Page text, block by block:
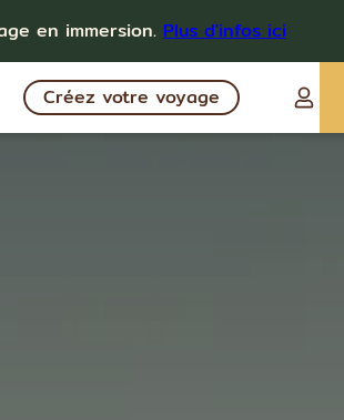
en immersion. Plus d'infos ici
Créez votre voyage